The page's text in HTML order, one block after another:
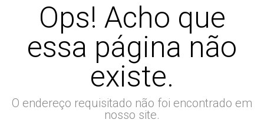
Ops! Acho que
essa página não
existe.
O endereço requisitado não foi encontrado em
nosso site.